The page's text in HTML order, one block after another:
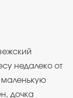
недалеко от
маленькую
дочка